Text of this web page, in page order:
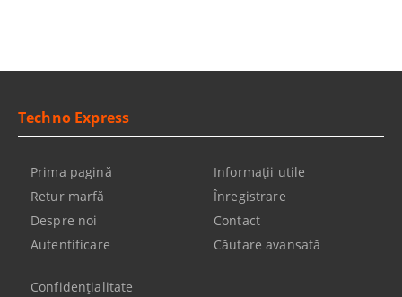
Techno Express
Prima pagină
Retur marfă
Despre noi
Autentificare
Informaţii utile
Înregistrare
Contact
Căutare avansată
Confidenţialitate